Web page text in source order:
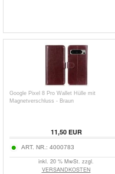
Google Pixel 8 Pro Wallet Hülle mit
Magnetverschluss - Braun
11,50EUR
ART. NR.: 4000783
inkl. 20 % MwSt. zzgl.
VERSANDKOSTEN